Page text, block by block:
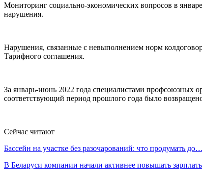
Мониторинг социально-экономических вопросов в
нарушения.
Нарушения, связанные с невыполнением норм
Тарифного соглашения.
За январь-июнь 2022 года специалистами профсоюзных
соответствующий период прошлого года было
Сейчас читают
Бассейн на участке без разочарований: что продумать до…
В Беларуси компании начали активнее повышать